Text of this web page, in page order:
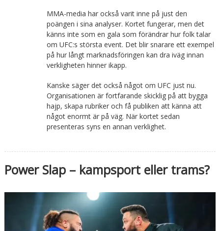
MMA-media har också varit inne på just den
poängen i sina analyser. Kortet fungerar, men det
känns inte som en gala som förändrar hur folk talar
om UFC:s största event. Det blir snarare ett exempel
på hur långt marknadsföringen kan dra iväg innan
verkligheten hinner ikapp.
Kanske säger det också något om UFC just nu.
Organisationen är fortfarande skicklig på att bygga
hajp, skapa rubriker och få publiken att känna att
något enormt är på väg. När kortet sedan
presenteras syns en annan verklighet.
Power Slap – kampsport eller trams?